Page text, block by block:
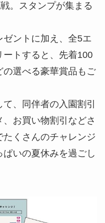
。スタンプが集まる
ントに加え、全5エ
ートすると、先着100
選べる豪華賞品もご
、同伴者の入園割引
お買い物割引などさ
たくさんのチャレンジ
いの夏休みを過ごし